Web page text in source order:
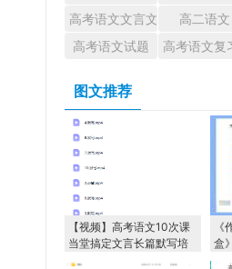
高考语文文言文
高二语文
高考语文试题
高考语文复
图文推荐
【视频】高考语文10次课
当堂搞定文言长篇默写培
训课程
盒